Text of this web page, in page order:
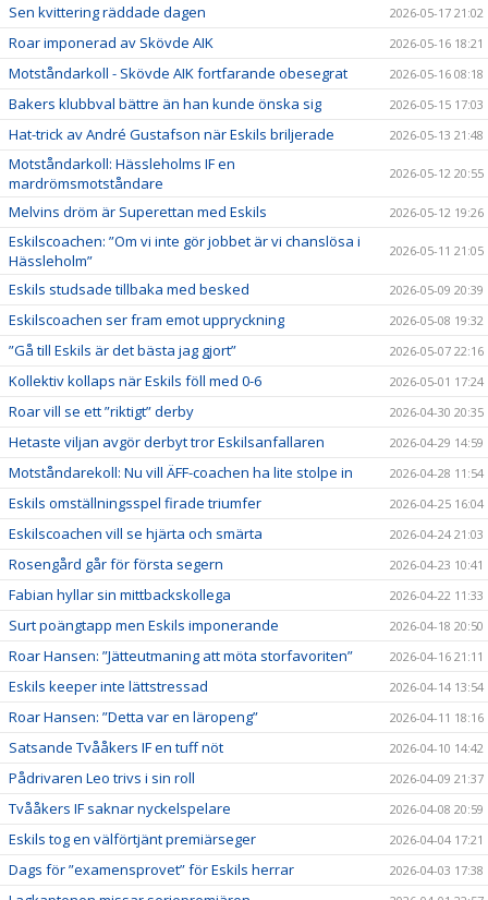
Sen kvittering räddade dagen 2026-05-17 21:02
Roar imponerad av Skövde AIK 2026-05-16 18:21
Motståndarkoll - Skövde AIK fortfarande obesegrat 2026-05-16 08:18
Bakers klubbval bättre än han kunde önska sig 2026-05-15 17:03
Hat-trick av André Gustafson när Eskils briljerade 2026-05-13 21:48
Motståndarkoll: Hässleholms IF en
mardrömsmotståndare
2026-05-12 20:55
Melvins dröm är Superettan med Eskils 2026-05-12 19:26
Eskilscoachen: ”Om vi inte gör jobbet är vi chanslösa i
Hässleholm”
2026-05-11 21:05
Eskils studsade tillbaka med besked 2026-05-09 20:39
Eskilscoachen ser fram emot uppryckning 2026-05-08 19:32
”Gå till Eskils är det bästa jag gjort” 2026-05-07 22:16
Kollektiv kollaps när Eskils föll med 0-6 2026-05-01 17:24
Roar vill se ett ”riktigt” derby 2026-04-30 20:35
Hetaste viljan avgör derbyt tror Eskilsanfallaren 2026-04-29 14:59
Motståndarekoll: Nu vill ÄFF-coachen ha lite stolpe in 2026-04-28 11:54
Eskils omställningsspel firade triumfer 2026-04-25 16:04
Eskilscoachen vill se hjärta och smärta 2026-04-24 21:03
Rosengård går för första segern 2026-04-23 10:41
Fabian hyllar sin mittbackskollega 2026-04-22 11:33
Surt poängtapp men Eskils imponerande 2026-04-18 20:50
Roar Hansen: ”Jätteutmaning att möta storfavoriten” 2026-04-16 21:11
Eskils keeper inte lättstressad 2026-04-14 13:54
Roar Hansen: ”Detta var en läropeng” 2026-04-11 18:16
Satsande Tvååkers IF en tuff nöt 2026-04-10 14:42
Pådrivaren Leo trivs i sin roll 2026-04-09 21:37
Tvååkers IF saknar nyckelspelare 2026-04-08 20:59
Eskils tog en välförtjänt premiärseger 2026-04-04 17:21
Dags för ”examensprovet” för Eskils herrar 2026-04-03 17:38